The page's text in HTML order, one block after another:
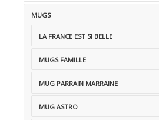
MUGS
LA FRANCE EST SI BELLE
MUGS FAMILLE
MUG PARRAIN MARRAINE
MUG ASTRO